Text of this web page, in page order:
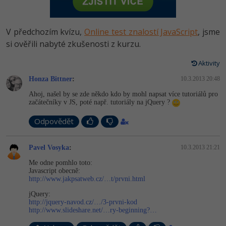
HTML5, CSS3, Bootstrap, SEO
SQL a databáze
UML a návrhové vzory
React
ASP.NET MVC
Django
Best practices
PHP
JavaScript
HTML / CSS
UML a návrhové vzory
MS-SQL
Vývojář mobilních aplikací
Specialista na AI a bigdata
Webdesigner
Tester
Systémový administrátor
Grafik / UX/UI návrhář
3D grafik
Databázový analytik
-80%
JavaScript -80%
C++ -80%
Swift -80%
Kotlin -80%
C -80%
VB.NET
SQL
Návrh SW
V předchozím kvízu, Online test znalostí JavaScript, jsme
si ověřili nabyté zkušenosti z kurzu.
Aktivity
Honza Bittner: 10.3.2013 20:48
Ahoj, našel by se zde někdo kdo by mohl napsat více tutoriálů pro
začátečníky v JS, poté např. tutoriály na jQuery ?
Odpovědět
Pavel Vosyka: 10.3.2013 21:21
Me odne pomhlo toto:
Javascript obecně:
http://www.jakpsatweb.cz/…t/prvni.html
jQuery:
http://jquery-navod.cz/…/3-prvni-kod
http://www.slideshare.net/…ry-beginning?…